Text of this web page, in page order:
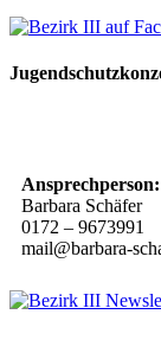
Ansprechperson:
Barbara Schäfer
0172 – 9673991
mail@barbara-